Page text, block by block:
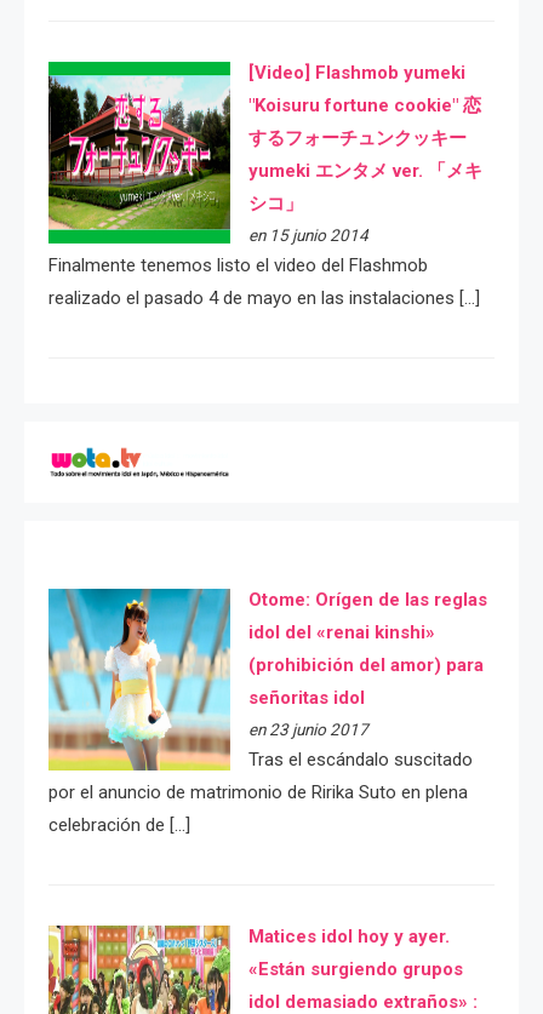
[Video] Flashmob yumeki
"Koisuru fortune cookie" 恋
するフォーチュンクッキー
yumeki エンタメ ver. 「メキ
シコ」
en 15 junio 2014
Finalmente tenemos listo el video del Flashmob
realizado el pasado 4 de mayo en las instalaciones […]
Otome: Orígen de las reglas
idol del «renai kinshi»
(prohibición del amor) para
señoritas idol
en 23 junio 2017
Tras el escándalo suscitado
por el anuncio de matrimonio de Ririka Suto en plena
celebración de […]
Matices idol hoy y ayer.
«Están surgiendo grupos
idol demasiado extraños» :